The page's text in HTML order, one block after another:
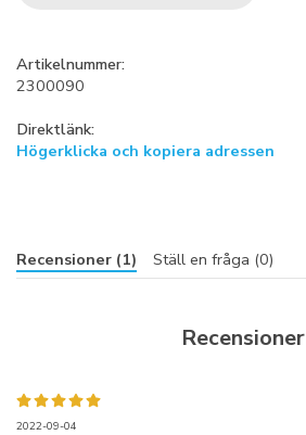
Artikelnummer:
2300090
Direktlänk:
Högerklicka och kopiera adressen
Recensioner (1) Ställ en fråga (0)
Recensioner
2022-09-04